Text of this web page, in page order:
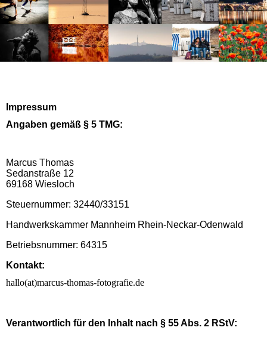
Impressum
Angaben gemäß § 5 TMG:
Marcus Thomas
Sedanstraße 12
69168 Wiesloch
Steuernummer: 32440/33151
Handwerkskammer Mannheim Rhein-Neckar-Odenwald
Betriebsnummer: 64315
Kontakt:
hallo(at)marcus-thomas-fotografie.de
Verantwortlich für den Inhalt nach § 55 Abs. 2 RStV: